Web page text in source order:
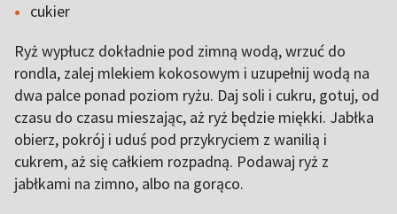
cukier
Ryż wypłucz dokładnie pod zimną wodą, wrzuć do
rondla, zalej mlekiem kokosowym i uzupełnij wodą na
dwa palce ponad poziom ryżu. Daj soli i cukru, gotuj, od
czasu do czasu mieszając, aż ryż będzie miękki. Jabłka
obierz, pokrój i uduś pod przykryciem z wanilią i
cukrem, aż się całkiem rozpadną. Podawaj ryż z
jabłkami na zimno, albo na gorąco.